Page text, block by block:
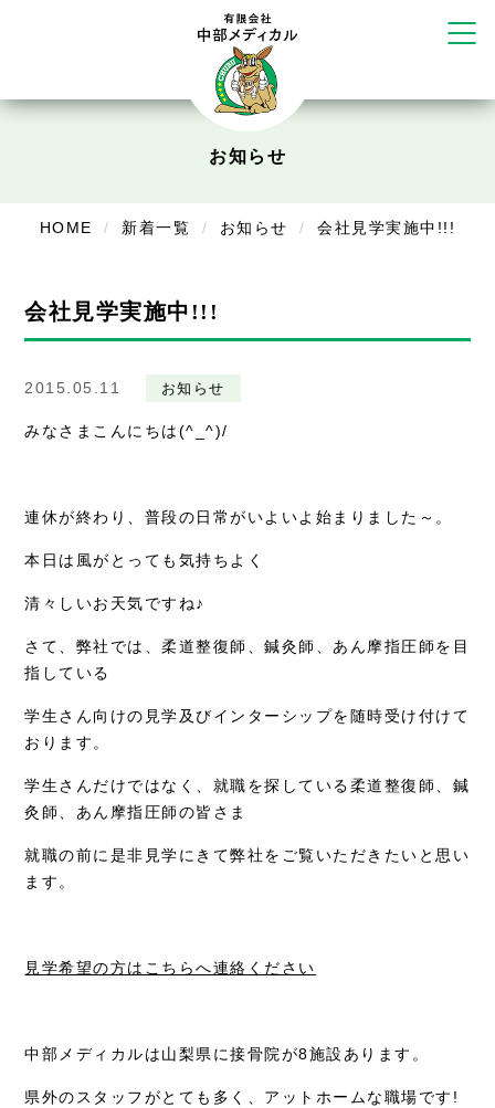
かえる堂鍼灸院 整骨院 うるま店 ウェルネス鍼灸院・接骨院 甲府千
リラクゼーション
Cure
在宅部門事務所
美容
美容鍼・コルギ
お知らせ
HOME 新着一覧 お知らせ 会社見学実施中!!!
会社見学実施中!!!
2015.05.11 お知らせ
みなさまこんにちは(^_^)/
連休が終わり、普段の日常がいよいよ始まりました～。
本日は風がとっても気持ちよく
清々しいお天気ですね♪
さて、弊社では、柔道整復師、鍼灸師、あん摩指圧師を目
指している
学生さん向けの見学及びインターシップを随時受け付けて
おります。
学生さんだけではなく、就職を探している柔道整復師、鍼
灸師、あん摩指圧師の皆さま
就職の前に是非見学にきて弊社をご覧いただきたいと思い
ます。
見学希望の方はこちらへ連絡ください
中部メディカルは山梨県に接骨院が8施設あります。
県外のスタッフがとても多く、アットホームな職場です!